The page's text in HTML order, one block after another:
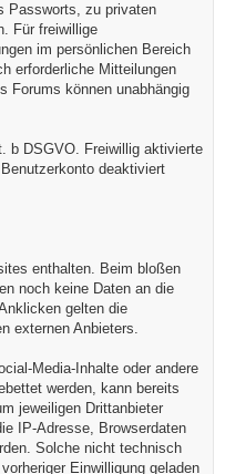
Passworts, zu privaten
Für freiwillige
im persönlichen Bereich
erforderliche Mitteilungen
Forums können unabhängig
b DSGVO. Freiwillig aktivierte
deaktiviert
enthalten. Beim bloßen
noch keine Daten an die
gelten die
externen Anbieters.
Media-Inhalte oder andere
werden, kann bereits
jeweiligen Drittanbieter
IP-Adresse, Browserdaten
Solche nicht technisch
Einwilligung geladen